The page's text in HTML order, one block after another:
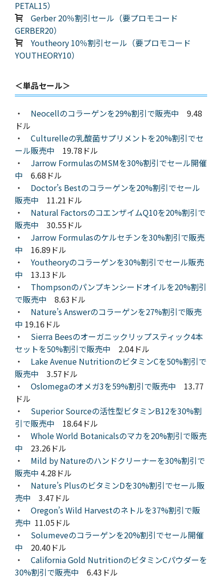
PETAL15）
Gerber 20％割引セール（要プロモコード
GERBER20）
Youtheory 10％割引セール（要プロモコード
YOUTHEORY10）
＜単品セール＞
・ Neocellのコラーゲンを29%割引で販売中 9.48
ドル
・ Culturelleの乳酸菌サプリメントを20%割引でセ
ール販売中 19.78ドル
・ Jarrow FormulasのMSMを30%割引でセール開催
中 6.68ドル
・ Doctor’s Bestのコラーゲンを20%割引でセール
販売中 11.21ドル
・ Natural FactorsのコエンザイムQ10を20%割引で
販売中 30.55ドル
・ Jarrow Formulasのケルセチンを30%割引で販売
中 16.89ドル
・ Youtheoryのコラーゲンを30%割引でセール販売
中 13.13ドル
・ Thompsonのパンプキンシードオイルを20%割引
で販売中 8.63ドル
・ Nature’s Answerのコラーゲンを27%割引で販売
中 19.16ドル
・ Sierra Beesのオーガニックリップスティック4本
セットを50%割引で販売中 2.04ドル
・ Lake Avenue NutritionのビタミンCを50%割引で
販売中 3.57ドル
・ Oslomegaのオメガ3を59%割引で販売中 13.77
ドル
・ Superior Sourceの活性型ビタミンB12を30%割
引で販売中 18.64ドル
・ Whole World Botanicalsのマカを20%割引で販売
中 23.26ドル
・ Mild by Natureのハンドクリーナーを30%割引で
販売中 4.28ドル
・ Nature’s PlusのビタミンDを30%割引でセール販
売中 3.47ドル
・ Oregon’s Wild Harvestのネトルを37%割引で販
売中 11.05ドル
・ Solumeveのコラーゲンを20%割引でセール開催
中 20.40ドル
・ California Gold NutritionのビタミンCパウダーを
30%割引で販売中 6.43ドル